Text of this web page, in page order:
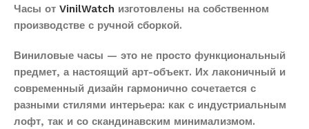
Часы от VinilWatch изготовлены на собственном
производстве с ручной сборкой.
Виниловые часы — это не просто функциональный
предмет, а настоящий арт-объект. Их лаконичный и
современный дизайн гармонично сочетается с
разными стилями интерьера: как с индустриальным
лофт, так и со скандинавским минимализмом.